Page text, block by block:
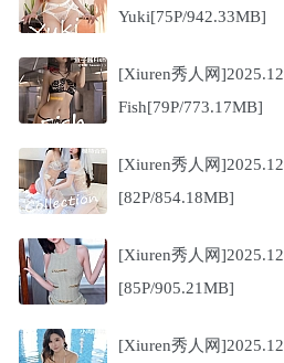
Yuki[75P/942.33MB]
[Xiuren秀人网
Fish[79P/773.17MB]
[Xiuren秀人网
[82P/854.18MB]
[Xiuren秀人网
[85P/905.21MB]
[Xiuren秀人网